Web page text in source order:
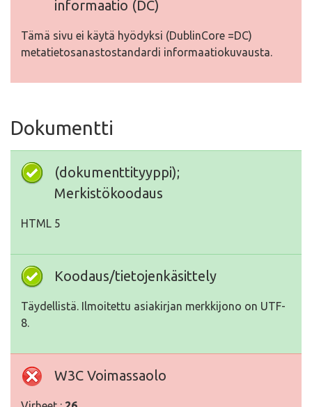
informaatio (DC)
Tämä sivu ei käytä hyödyksi (DublinCore =DC)
metatietosanastostandardi informaatiokuvausta.
Dokumentti
(dokumenttityyppi);
Merkistökoodaus
HTML 5
Koodaus/tietojenkäsittely
Täydellistä. Ilmoitettu asiakirjan merkkijono on UTF-
8.
W3C Voimassaolo